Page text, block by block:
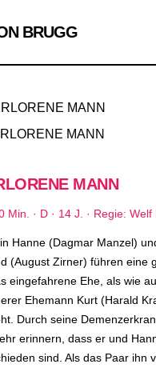
BRUGG
3.9. geschlossen
bis 9.8. geschlossen
kurze Sommerpause, ab
und freuen uns auf
BRUGG
Stadtfest Brugg, 20. bis
von Freitag Abend bis
MANN
Min. · D · 14 J. · Regie:
Hanne (Dagmar Manzel)
(August Zirner) führen eine
eingefahrene Ehe, als wie
Ehemann Kurt (Harald
Durch seine
erinnern, dass er und
sind. Als das Paar ihn